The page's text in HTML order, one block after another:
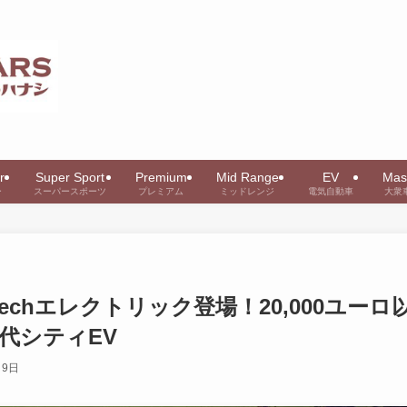
Super Sport
スーパースポーツ
Premium
プレミアム
Mid Range
ミッドレンジ
EV
電気自動車 大衆
エレクトリック登場！20,000ユーロ
シティEV
日